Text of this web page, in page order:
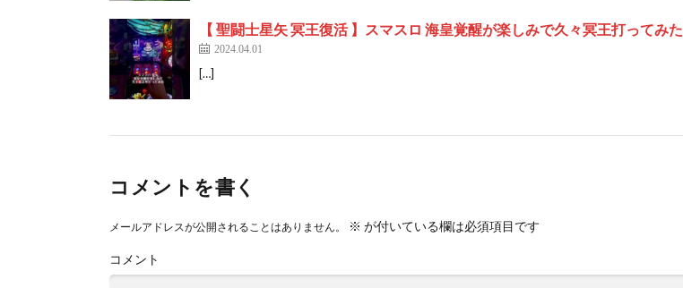
【 聖闘士星矢 冥王復活 】スマスロ 海皇覚醒が楽しみで久々冥王打ってみた
2024.04.01
[…]
コメントを書く
メールアドレスが公開されることはありません。 ※ が付いている欄は必須項目です
コメント